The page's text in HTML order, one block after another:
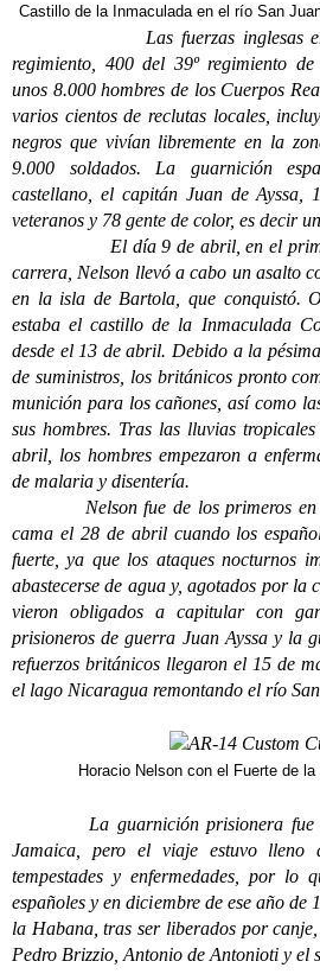
Castillo de la Inmaculada en el río San
Las fuerzas inglesas
regimiento, 400 del 39º regimiento
unos 8.000 hombres de los Cuerpos
varios cientos de reclutas locales,
negros que vivían libremente en la
9.000 soldados. La guarnición
castellano, el capitán Juan de Ayssa,
veteranos y 78 gente de color, es decir
El día 9 de abril, en el
carrera, Nelson llevó a cabo un asalto
en la isla de Bartola, que conquistó.
estaba el castillo de la Inmaculada
desde el 13 de abril. Debido a la
de suministros, los británicos pronto
munición para los cañones, así como
sus hombres. Tras las lluvias
abril, los hombres empezaron a
de malaria y disentería.
Nelson fue de los primeros
cama el 28 de abril cuando los
fuerte, ya que los ataques nocturnos
abastecerse de agua y, agotados por la
vieron obligados a capitular con
prisioneros de guerra Juan Ayssa y la
refuerzos británicos llegaron el 15 de
el lago Nicaragua remontando el río
Horacio Nelson con el Fuerte de
La guarnición prisionera fue
Jamaica, pero el viaje estuvo lleno
tempestades y enfermedades, por lo
españoles y en diciembre de ese año
la Habana, tras ser liberados por
Pedro Brizzio, Antonio de Antonioti y el